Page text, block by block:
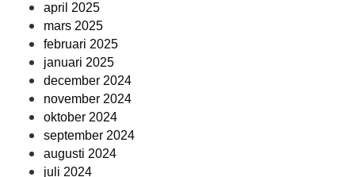
april 2025
mars 2025
februari 2025
januari 2025
december 2024
november 2024
oktober 2024
september 2024
augusti 2024
juli 2024